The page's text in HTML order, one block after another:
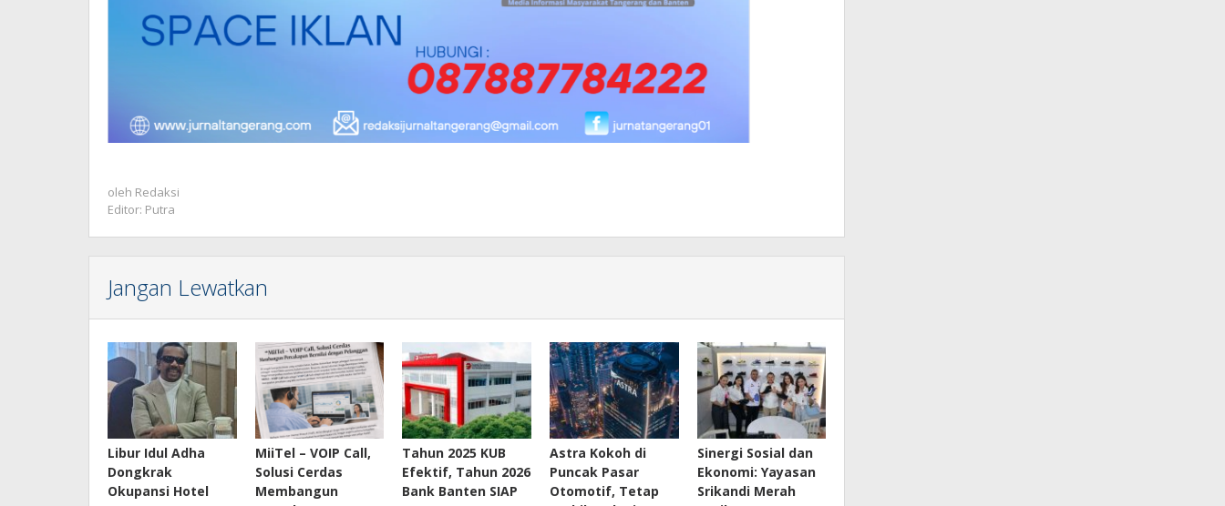
oleh Redaksi
Editor: Putra
Jangan Lewatkan
Libur Idul Adha
Dongkrak
Okupansi Hotel
MiiTel – VOIP Call,
Solusi Cerdas
Membangun
Tahun 2025 KUB
Efektif, Tahun 2026
Bank Banten SIAP
Astra Kokoh di
Puncak Pasar
Otomotif, Tetap
Sinergi Sosial dan
Ekonomi: Yayasan
Srikandi Merah